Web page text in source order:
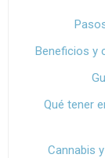
Beneficios y
Qué tener
Cannabis